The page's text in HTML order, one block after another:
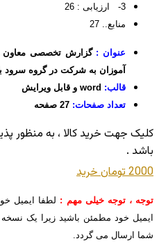
3- ارزیابی : 26
منابع.. 27
عنوان :گزارش تخصصی معاون
آموزان به شرکت در گروه سرود با
قالب: word و قابل ویرایش
تعداد صفحات:
کليک جهت خريد کالا ، به منظور
باشد .
2000 تومان
خريد
توجه ، توجه خیلی مهم : لطفا ایمیل
ایمیل خود مطمئن باشید زیرا یک نسخه
شما ارسال می گردد.